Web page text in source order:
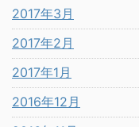
2017年3月
2017年2月
2017年1月
2016年12月